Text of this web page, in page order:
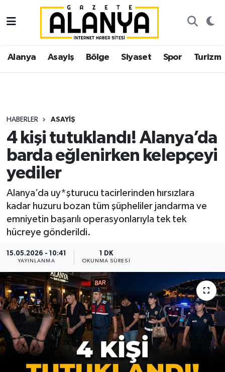
Alanya Asayiş Bölge Siyaset Spor Turizm
HABERLER ASAYIŞ
4 kişi tutuklandı! Alanya’da
barda eğlenirken kelepçeyi
yediler
Alanya’da uy*şturucu tacirlerinden hırsızlara
kadar huzuru bozan tüm şüpheliler jandarma ve
emniyetin başarılı operasyonlarıyla tek tek
hücreye gönderildi.
15.05.2026 - 10:41
YAYINLANMA
1 DK
OKUNMA SÜRESI
Alanya
Asayiş
Siyaset
Spor
Turizm
Ekonomi
Gazipaşa
İstanbul Nöbetçi Eczaneler
İstanbul Hava Durumu
Süper Lig Puan Durumu ve Fikstür
Tüm Manşetler
Son Dakika Haberleri
Haber Arşivi